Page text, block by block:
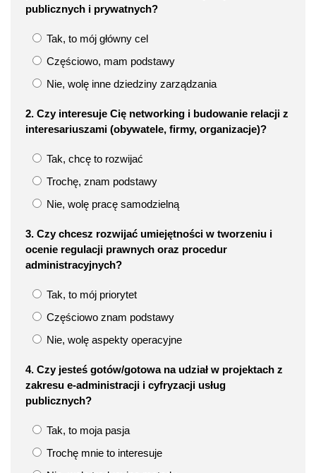
publicznych i prywatnych?
Tak, to mój główny cel
Częściowo, mam podstawy
Nie, wolę inne dziedziny zarządzania
2. Czy interesuje Cię networking i budowanie relacji z
interesariuszami (obywatele, firmy, organizacje)?
Tak, chcę to rozwijać
Trochę, znam podstawy
Nie, wolę pracę samodzielną
3. Czy chcesz rozwijać umiejętności w tworzeniu i
ocenie regulacji prawnych oraz procedur
administracyjnych?
Tak, to mój priorytet
Częściowo znam podstawy
Nie, wolę aspekty operacyjne
4. Czy jesteś gotów/gotowa na udział w projektach z
zakresu e-administracji i cyfryzacji usług
publicznych?
Tak, to moja pasja
Trochę mnie to interesuje